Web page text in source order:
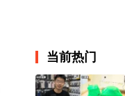
当前热门